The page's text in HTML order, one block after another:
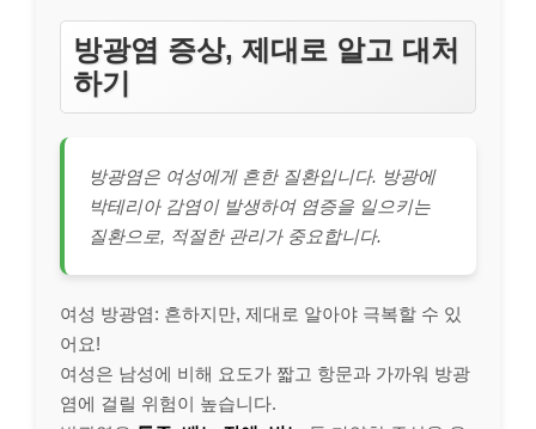
방광염 증상, 제대로 알고 대처
하기
방광염은 여성에게 흔한 질환입니다. 방광에
박테리아 감염이 발생하여 염증을 일으키는
질환으로, 적절한 관리가 중요합니다.
여성 방광염: 흔하지만, 제대로 알아야 극복할 수 있
어요!
여성은 남성에 비해 요도가 짧고 항문과 가까워 방광
염에 걸릴 위험이 높습니다.